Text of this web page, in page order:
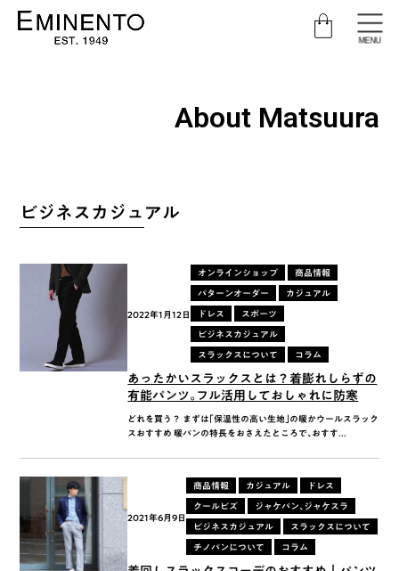
MENU
About Matsuura
ビジネスカジュアル
2022年1月12日
オンラインショップ 商品情報
パターンオーダー カジュアル
ドレス スポーツ
ビジネスカジュアル
スラックスについて コラム
あったかいスラックスとは？着膨れしらずの
有能パンツ。フル活用しておしゃれに防寒
どれを買う？ まずは「保温性の高い生地」の暖かウールスラック
スおすすめ 暖パンの特長をおさえたところで、おすす...
2021年6月9日
商品情報 カジュアル ドレス
クールビズ ジャケパン、ジャケスラ
ビジネスカジュアル スラックスについて
チノパンについて コラム